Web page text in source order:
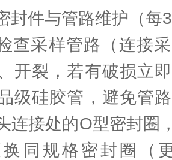
件与管路维护（每3
采样管路（连接采
开裂，若有破损立
级硅胶管，避免管
连接处的O型密封圈
同规格密封圈（